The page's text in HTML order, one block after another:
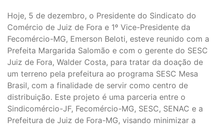
Hoje, 5 de dezembro, o Presidente do Sindicato do
Comércio de Juiz de Fora e 1º Vice-Presidente da
Fecomércio-MG, Emerson Beloti, esteve reunido com a
Prefeita Margarida Salomão e com o gerente do SESC
Juiz de Fora, Walder Costa, para tratar da doação de
um terreno pela prefeitura ao programa SESC Mesa
Brasil, com a finalidade de servir como centro de
distribuição. Este projeto é uma parceria entre o
Sindicomércio-JF, Fecomércio-MG, SESC, SENAC e a
Prefeitura de Juiz de Fora-MG, visando minimizar a